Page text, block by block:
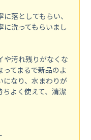
落としてもらい、
洗ってもらいまし
や汚れ残りがなくな
てまるで新品のよ
になり、水まわりが
よく使えて、清潔